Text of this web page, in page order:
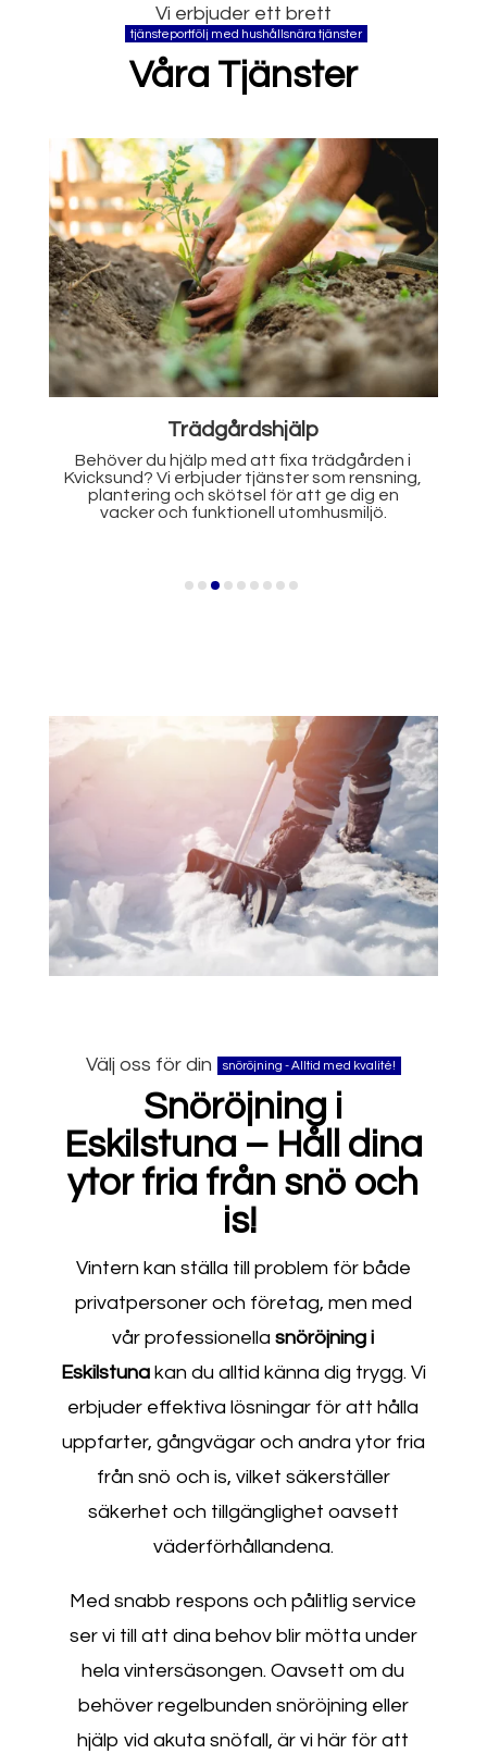
Vi erbjuder ett brett
tjänsteportfölj med hushållsnära tjänster
Våra Tjänster
Målning
Ge ditt hem eller din fastighet ett lyft med
våra måleritjänster i Kvicksund. Vi tar hand om
allt från inomhusmålning till fasadmålning,
med resultat som håller länge.
Välj oss för din snöröjning - Alltid med kvalité!
Snöröjning i
Eskilstuna – Håll dina
ytor fria från snö och
is!
Vintern kan ställa till problem för både
privatpersoner och företag, men med
vår professionellasnöröjning i
Eskilstunakan du alltid känna dig trygg. Vi
erbjuder effektiva lösningar för att hålla
uppfarter, gångvägar och andra ytor fria
från snö och is, vilket säkerställer
säkerhet och tillgänglighet oavsett
väderförhållandena.
Med snabb respons och pålitlig service
ser vi till att dina behov blir mötta under
hela vintersäsongen. Oavsett om du
behöver regelbunden snöröjning eller
hjälp vid akuta snöfall, är vi här för att